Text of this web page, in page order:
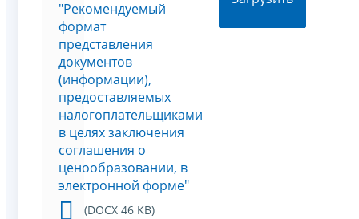
"Рекомендуемый
формат
представления
документов
(информации),
предоставляемых
налогоплательщиками
в целях заключения
соглашения о
ценообразовании, в
электронной форме"
(DOCX 46 KB)